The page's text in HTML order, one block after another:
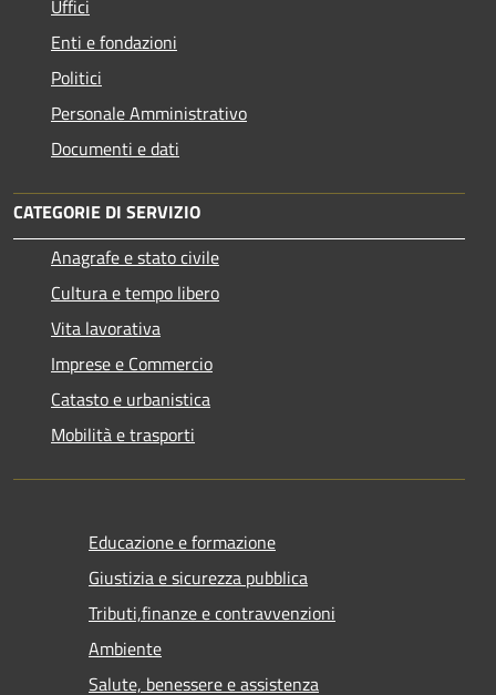
Uffici
Enti e fondazioni
Politici
Personale Amministrativo
Documenti e dati
CATEGORIE DI SERVIZIO
Anagrafe e stato civile
Cultura e tempo libero
Vita lavorativa
Imprese e Commercio
Catasto e urbanistica
Mobilità e trasporti
Educazione e formazione
Giustizia e sicurezza pubblica
Tributi,finanze e contravvenzioni
Ambiente
Salute, benessere e assistenza